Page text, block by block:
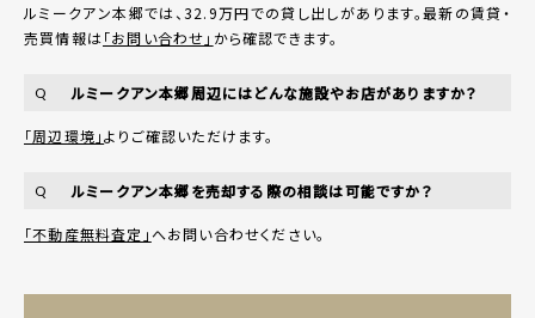
ルミークアン本郷では、32.9万円での貸し出しがあります。最新の賃貸・
売買情報は「お問い合わせ」 から確認できます。
Q ルミークアン本郷周辺にはどんな施設やお店がありますか？
「周辺環境」よりご確認いただけます。
Q ルミークアン本郷を売却する際の相談は可能ですか？
「不動産無料査定」へお問い合わせください。